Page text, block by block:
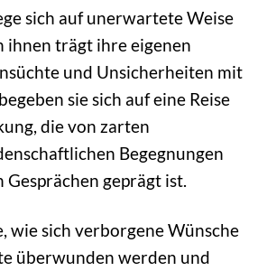
sich auf unerwartete Weise
ihnen trägt ihre eigenen
und Unsicherheiten mit
sie sich auf eine Reise
die von zarten
Begegnungen
geprägt ist.
wie sich verborgene Wünsche
überwunden werden und